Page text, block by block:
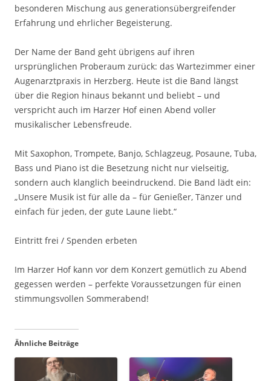
besonderen Mischung aus generationsübergreifender
Erfahrung und ehrlicher Begeisterung.
Der Name der Band geht übrigens auf ihren
ursprünglichen Proberaum zurück: das Wartezimmer einer
Augenarztpraxis in Herzberg. Heute ist die Band längst
über die Region hinaus bekannt und beliebt – und
verspricht auch im Harzer Hof einen Abend voller
musikalischer Lebensfreude.
Mit Saxophon, Trompete, Banjo, Schlagzeug, Posaune, Tuba,
Bass und Piano ist die Besetzung nicht nur vielseitig,
sondern auch klanglich beeindruckend. Die Band lädt ein:
„Unsere Musik ist für alle da – für Genießer, Tänzer und
einfach für jeden, der gute Laune liebt.“
Eintritt frei / Spenden erbeten
Im Harzer Hof kann vor dem Konzert gemütlich zu Abend
gegessen werden – perfekte Voraussetzungen für einen
stimmungsvollen Sommerabend!
Ähnliche Beiträge